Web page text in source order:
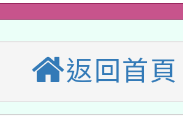
灣師範大學辦理
健康促進學校輔導
長研習」實施計畫
理115年度閱讀
能─人工智慧
位素養講師名單
內容與教學軟體
返回首頁